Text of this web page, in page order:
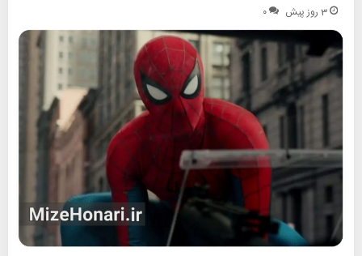
3 روز پیش ۰